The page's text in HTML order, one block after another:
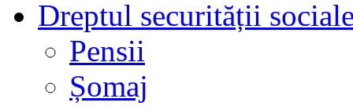
Dreptul securității
Pensii
Șomaj